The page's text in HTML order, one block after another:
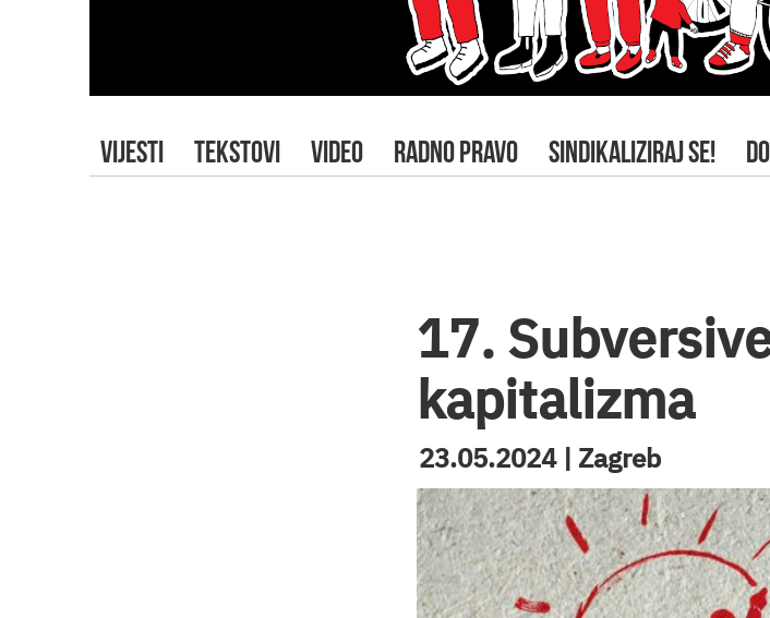
VIJESTI TEKSTOVI VIDEO RADNO PRAVO SINDIKALIZIRAJ SE!
17.
kapitalizma
23.05.2024 | Zagreb